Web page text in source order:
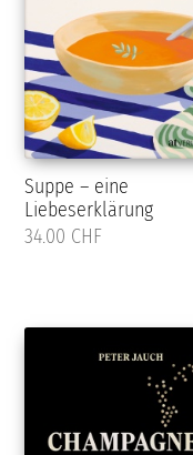
Suppe – eine
Liebeserklärung
34.00 CHF